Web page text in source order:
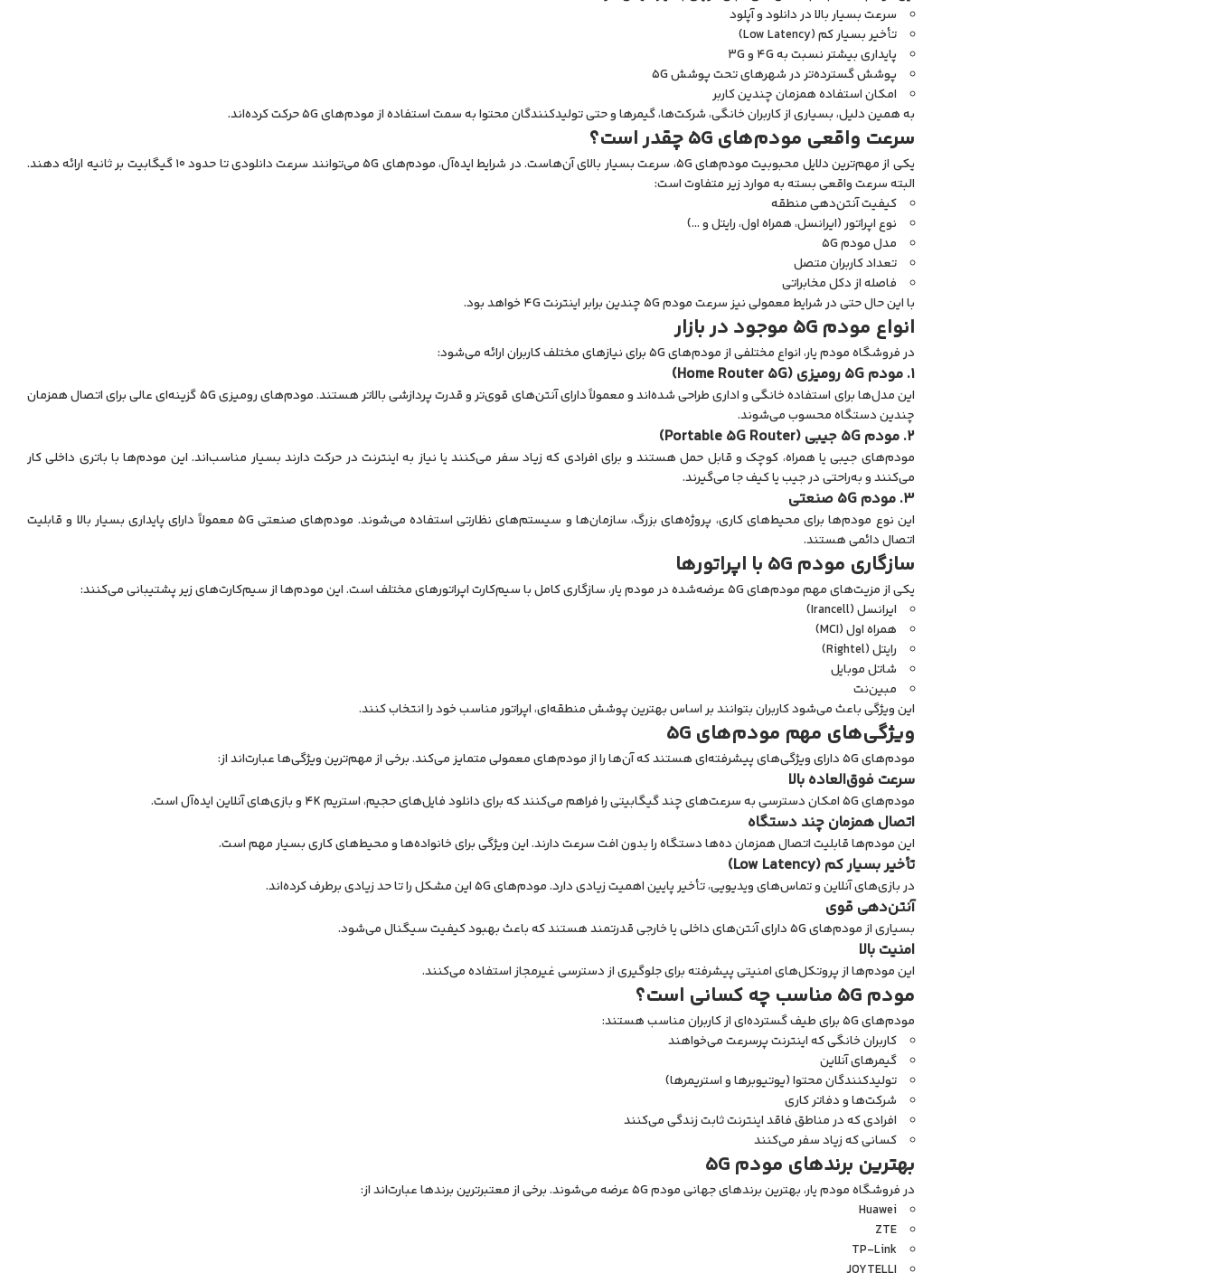
سرعت بسیار بالا در دانلود و آپلود
تأخیر بسیار کم (Low Latency)
پایداری بیشتر نسبت به 4G و 3G
پوشش گسترده‌تر در شهرهای تحت پوشش 5G
امکان استفاده همزمان چندین کاربر
به همین دلیل، بسیاری از کاربران خانگی، شرکت‌ها، گیمرها و حتی تولیدکنندگان محتوا به سمت استفاده از مودم‌های 5G حرکت کرده‌اند.
سرعت واقعی مودم‌های 5G چقدر است؟
یکی از مهم‌ترین دلایل محبوبیت مودم‌های 5G، سرعت بسیار بالای آن‌هاست. در شرایط ایده‌آل، مودم‌های 5G می‌توانند سرعت دانلودی تا حدود 10 گیگابیت بر ثانیه ارائه دهند.
البته سرعت واقعی بسته به موارد زیر متفاوت است:
کیفیت آنتن‌دهی منطقه
نوع اپراتور (ایرانسل، همراه اول، رایتل و …)
مدل مودم 5G
تعداد کاربران متصل
فاصله از دکل مخابراتی
با این حال حتی در شرایط معمولی نیز سرعت مودم 5G چندین برابر اینترنت 4G خواهد بود.
انواع مودم 5G موجود در بازار
در فروشگاه مودم یار، انواع مختلفی از مودم‌های 5G برای نیازهای مختلف کاربران ارائه می‌شود:
1. مودم 5G رومیزی (Home Router 5G)
این مدل‌ها برای استفاده خانگی و اداری طراحی شده‌اند و معمولاً دارای آنتن‌های قوی‌تر و قدرت پردازشی بالاتر هستند. مودم‌های رومیزی 5G گزینه‌ای عالی برای اتصال همزمان
چندین دستگاه محسوب می‌شوند.
2. مودم 5G جیبی (Portable 5G Router)
مودم‌های جیبی یا همراه، کوچک و قابل حمل هستند و برای افرادی که زیاد سفر می‌کنند یا نیاز به اینترنت در حرکت دارند بسیار مناسب‌اند. این مودم‌ها با باتری داخلی کار
می‌کنند و به‌راحتی در جیب یا کیف جا می‌گیرند.
3. مودم 5G صنعتی
این نوع مودم‌ها برای محیط‌های کاری، پروژه‌های بزرگ، سازمان‌ها و سیستم‌های نظارتی استفاده می‌شوند. مودم‌های صنعتی 5G معمولاً دارای پایداری بسیار بالا و قابلیت
اتصال دائمی هستند.
سازگاری مودم 5G با اپراتورها
یکی از مزیت‌های مهم مودم‌های 5G عرضه‌شده در مودم یار، سازگاری کامل با سیم‌کارت اپراتورهای مختلف است. این مودم‌ها از سیم‌کارت‌های زیر پشتیبانی می‌کنند:
ایرانسل (Irancell)
همراه اول (MCI)
رایتل (Rightel)
شاتل موبایل
مبین‌نت
این ویژگی باعث می‌شود کاربران بتوانند بر اساس بهترین پوشش منطقه‌ای، اپراتور مناسب خود را انتخاب کنند.
ویژگی‌های مهم مودم‌های 5G
مودم‌های 5G دارای ویژگی‌های پیشرفته‌ای هستند که آن‌ها را از مودم‌های معمولی متمایز می‌کند. برخی از مهم‌ترین ویژگی‌ها عبارت‌اند از:
سرعت فوق‌العاده بالا
مودم‌های 5G امکان دسترسی به سرعت‌های چند گیگابیتی را فراهم می‌کنند که برای دانلود فایل‌های حجیم، استریم 4K و بازی‌های آنلاین ایده‌آل است.
اتصال همزمان چند دستگاه
این مودم‌ها قابلیت اتصال همزمان ده‌ها دستگاه را بدون افت سرعت دارند. این ویژگی برای خانواده‌ها و محیط‌های کاری بسیار مهم است.
تأخیر بسیار کم (Low Latency)
در بازی‌های آنلاین و تماس‌های ویدیویی، تأخیر پایین اهمیت زیادی دارد. مودم‌های 5G این مشکل را تا حد زیادی برطرف کرده‌اند.
آنتن‌دهی قوی
بسیاری از مودم‌های 5G دارای آنتن‌های داخلی یا خارجی قدرتمند هستند که باعث بهبود کیفیت سیگنال می‌شود.
امنیت بالا
این مودم‌ها از پروتکل‌های امنیتی پیشرفته برای جلوگیری از دسترسی غیرمجاز استفاده می‌کنند.
مودم 5G مناسب چه کسانی است؟
مودم‌های 5G برای طیف گسترده‌ای از کاربران مناسب هستند:
کاربران خانگی که اینترنت پرسرعت می‌خواهند
گیمرهای آنلاین
تولیدکنندگان محتوا (یوتیوبرها و استریمرها)
شرکت‌ها و دفاتر کاری
افرادی که در مناطق فاقد اینترنت ثابت زندگی می‌کنند
کسانی که زیاد سفر می‌کنند
بهترین برندهای مودم 5G
در فروشگاه مودم یار، بهترین برندهای جهانی مودم 5G عرضه می‌شوند. برخی از معتبرترین برندها عبارت‌اند از:
Huawei
ZTE
TP-Link
JOYTELLI